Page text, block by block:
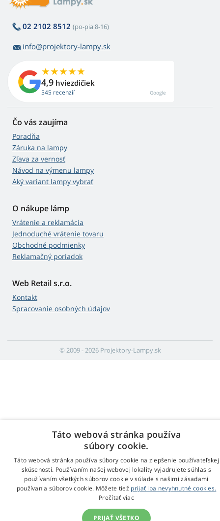
02 2102 8512 (po-pia 8-16)
info@projektory-lampy.sk
4,9 hviezdičiek
545 recenzií Google
Čo vás zaujíma
Poradňa
Záruka na lampy
Zľava za vernosť
Návod na výmenu lampy
Aký variant lampy vybrať
O nákupe lámp
Vrátenie a reklamácia
Jednoduché vrátenie tovaru
Obchodné podmienky
Reklamačný poriadok
Web Retail s.r.o.
Kontakt
Spracovanie osobných údajov
© 2009 - 2026 Projektory-Lampy.sk
Táto webová stránka používa
súbory cookie.
Táto webová stránka používa súbory cookie na zlepšenie používateľskej
skúsenosti. Používaním našej webovej lokality vyjadrujete súhlas s
používaním všetkých súborov cookie v súlade s našimi zásadami
používania súborov cookie. Môžete tiež prijať iba nevyhnutné cookies.
Prečítať viac
PRIJAŤ VŠETKO